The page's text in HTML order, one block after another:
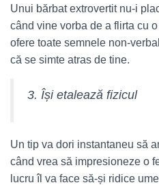
Unui bărbat extrovertit nu-i
când vine vorba de a flirta cu
ofere toate semnele non-
că se simte atras de tine.
3. Își etalează fizicul
Un tip va dori instantaneu să
când vrea să impresioneze o
lucru îl va face să-și ridice